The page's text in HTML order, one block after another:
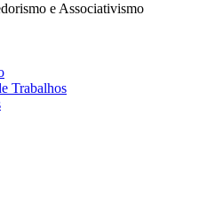
e Associativismo
Trabalhos